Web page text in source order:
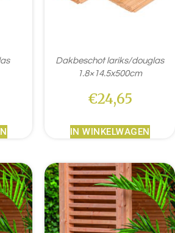
Dakbeschot lariks/douglas
1.8×14.5x500cm
€24,65
IN WINKELWAGEN